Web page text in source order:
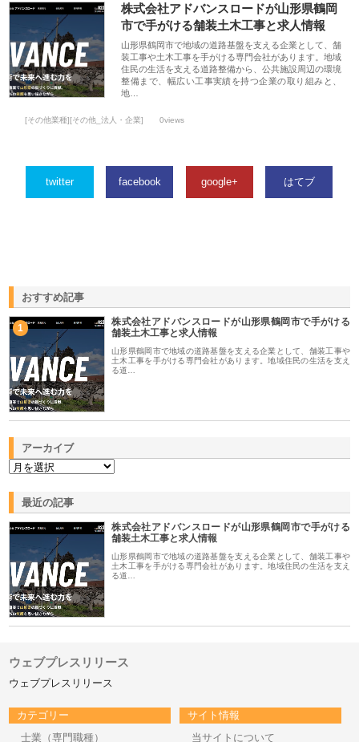
株式会社アドバンスロードが山形県鶴岡
市で手がける舗装土木工事と求人情報
山形県鶴岡市で地域の道路基盤を支える企業として、舗
装工事や土木工事を手がける専門会社があります。地域
住民の生活を支える道路整備から、公共施設周辺の環境
整備まで、幅広い工事実績を持つ企業の取り組みと、
地…
[その他業種][その他_法人・企業] 0views
twitter facebook google+ はてブ
おすすめ記事
1
株式会社アドバンスロードが山形県鶴岡市で手がける
舗装土木工事と求人情報
山形県鶴岡市で地域の道路基盤を支える企業として、舗装工事や
土木工事を手がける専門会社があります。地域住民の生活を支え
る道…
アーカイブ
最近の記事
株式会社アドバンスロードが山形県鶴岡市で手がける
舗装土木工事と求人情報
山形県鶴岡市で地域の道路基盤を支える企業として、舗装工事や
土木工事を手がける専門会社があります。地域住民の生活を支え
る道…
ウェブプレスリリース
ウェブプレスリリース
カテゴリー
士業（専門職種）
サイト情報
当サイトについて